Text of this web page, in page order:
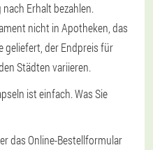
Erhalt bezahlen.
nicht in Apotheken, das
geliefert, der Endpreis für
Städten variieren.
ist einfach. Was Sie
das Online-Bestellformular